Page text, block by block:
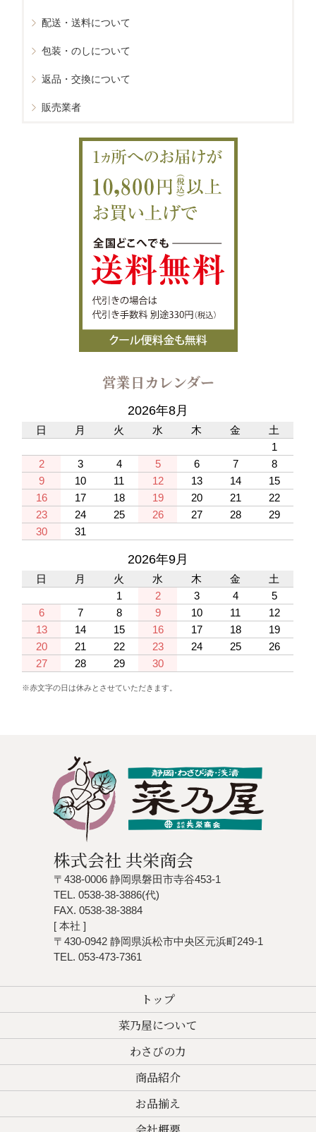
配送・送料について
包装・のしについて
返品・交換について
販売業者
営業日カレンダー
2026年8月
日 月 火 水 木 金
土
1
2
3 4 5 6 7
8
9
10 11 12 13 14
15
16
17 18 19 20 21
22
23
24 25 26 27 28
29
30
31
2026年9月
日 月 火 水 木 金
土
1
2 3 4
5
6
7 8 9 10 11
12
13
14 15 16 17 18
19
20
21 22 23 24 25
26
27
28 29 30
※赤文字の日は休みとさせていただきます。
株式会社 共栄商会
〒438-0006 静岡県磐田市寺谷453-1
TEL. 0538-38-3886(代)
FAX. 0538-38-3884
[ 本社 ]
〒430-0942 静岡県浜松市中央区元浜町249-1
TEL. 053-473-7361
トップ
菜乃屋について
わさびの力
商品紹介
お品揃え